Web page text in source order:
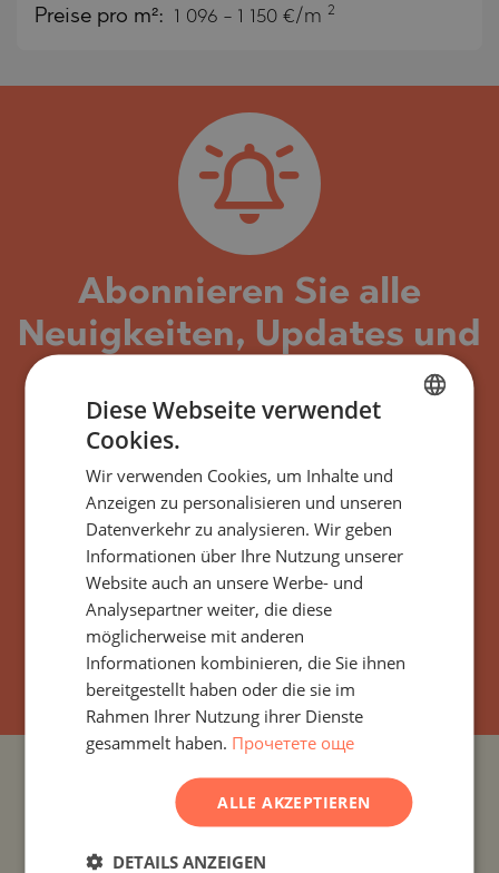
Preise pro m²: 1 096 - 1 150 €/m 2
Abonnieren Sie alle
Neuigkeiten, Updates und
bezüglich des
Gebäudes/Komplexes
Central Residence 2
Burgas, Bulgarien
ABONNIEREN
PROJEKTE UND IMMOBILIEN NACH LÄNDERN
ENGLISH
GERMAN
FRENCH
ROMANIAN
Diese Webseite verwendet
Cookies.
Wir verwenden Cookies, um Inhalte und
Anzeigen zu personalisieren und unseren
Datenverkehr zu analysieren. Wir geben
Informationen über Ihre Nutzung unserer
Website auch an unsere Werbe- und
Analysepartner weiter, die diese
möglicherweise mit anderen
Informationen kombinieren, die Sie ihnen
bereitgestellt haben oder die sie im
Rahmen Ihrer Nutzung ihrer Dienste
gesammelt haben. Прочетете още
ALLE AKZEPTIEREN
DETAILS ANZEIGEN